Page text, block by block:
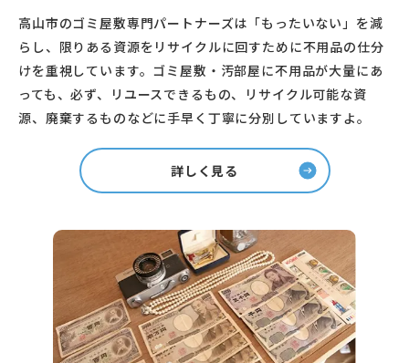
高山市のゴミ屋敷専門パートナーズは「もったいない」を減
らし、限りある資源をリサイクルに回すために不用品の仕分
けを重視しています。ゴミ屋敷・汚部屋に不用品が大量にあ
っても、必ず、リユースできるもの、リサイクル可能な資
源、廃棄するものなどに手早く丁寧に分別していますよ。
詳しく見る